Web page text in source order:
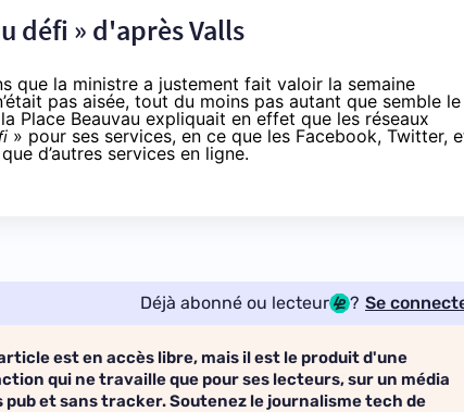
défi » d'après Valls
que la ministre a justement fait valoir la semaine
pas aisée, tout du moins pas autant que semble le
Place Beauvau expliquait en effet que les réseaux
» pour ses services, en ce que les Facebook, Twitter,
d’autres services en ligne.
Déjà abonné ou lecteur ? Se
est en accès libre, mais il est le produit d'une
qui ne travaille que pour ses lecteurs, sur un média
pub et sans tracker. Soutenez le journalisme tech de